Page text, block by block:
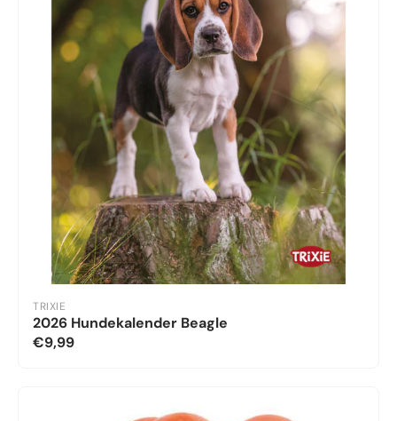
TRIXIE
2026 Hundekalender Beagle
€9,99